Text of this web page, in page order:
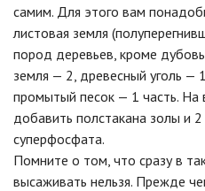
самим. Для этого вам
листовая земля
пород деревьев, кроме
земля — 2, древесный уголь —
промытый песок — 1 часть. На
добавить полстакана золы и
суперфосфата.
Помните о том, что сразу в
высаживать нельзя. Прежде